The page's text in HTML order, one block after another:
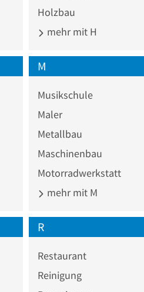
Holzbau
mehr mit H
M
Musikschule
Maler
Metallbau
Maschinenbau
Motorradwerkstatt
mehr mit M
R
Restaurant
Reinigung